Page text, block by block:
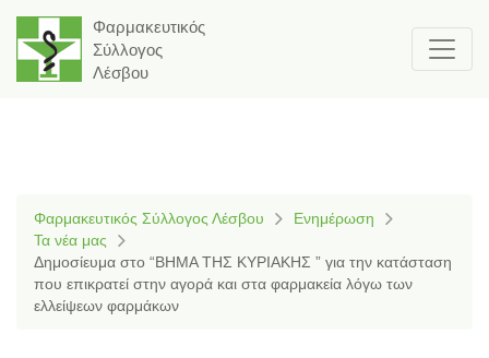
Φαρμακευτικός
Σύλλογος
Λέσβου
Φαρμακευτικός Σύλλογος Λέσβου
Ενημέρωση
Τα νέα μας
Δημοσίευμα στο “ΒΗΜΑ ΤΗΣ ΚΥΡΙΑΚΗΣ ” για την κατάσταση
που επικρατεί στην αγορά και στα φαρμακεία λόγω των
ελλείψεων φαρμάκων